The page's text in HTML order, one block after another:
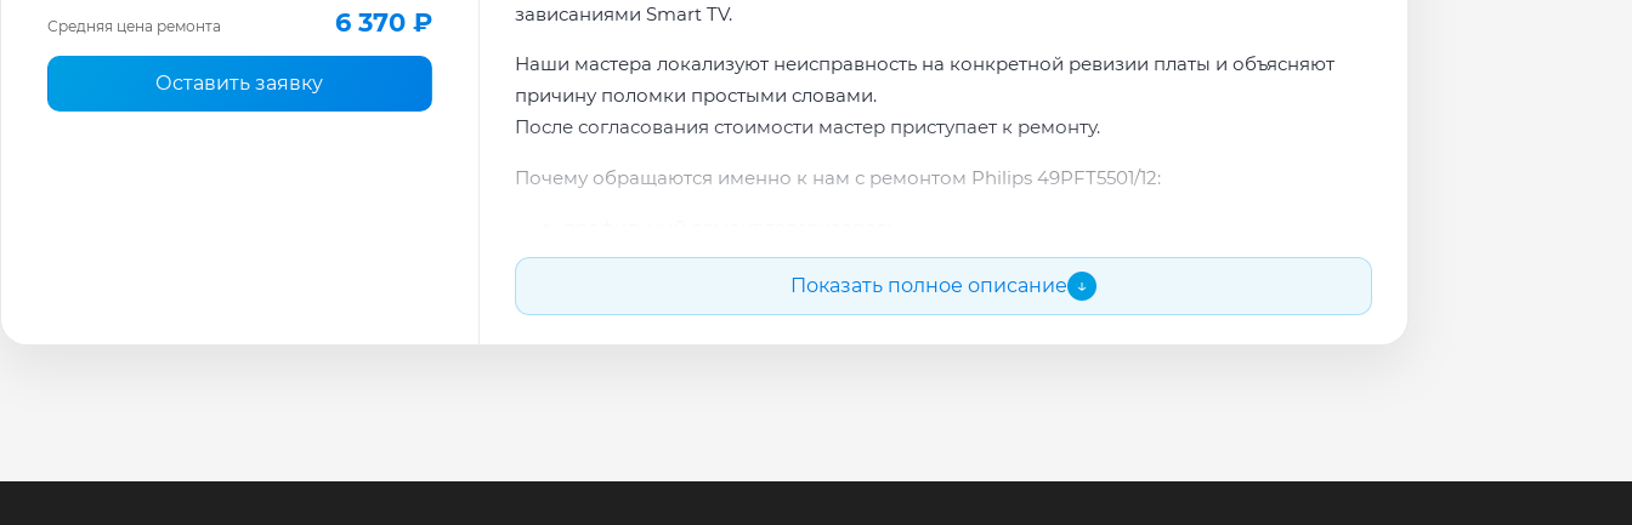
Средняя цена ремонта 6 370 ₽
Оставить заявку
зависаниями Smart TV.
Наши мастера локализуют неисправность на конкретной ревизии платы и объясняют
причину поломки простыми словами.
После согласования стоимости мастер приступает к ремонту.
Почему обращаются именно к нам с ремонтом Philips 49PFT5501/12:
опыт по бренду Philips;
прозрачная смета до начала работ;
подбор проверенных комплектующих.
Оставьте заявку или позвоните: укажите симптомы — подскажем ориентир по сроку и
Показать полное описание ↓